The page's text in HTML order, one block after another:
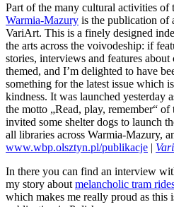
Part of the many cultural activities of
Warmia-Mazury is the publication of
VariArt. This is a finely designed
the arts across the voivodeship: if
stories, interviews and features
themed, and I’m delighted to have
something for the latest issue which
kindness. It was launched yesterday
the motto „Read, play, remember“
invited some shelter dogs to launch
all libraries across Warmia-Mazury,
www.wbp.olsztyn.pl/publikacje |
In there you can find an interview
my story about melancholic tram
which makes me really proud as this